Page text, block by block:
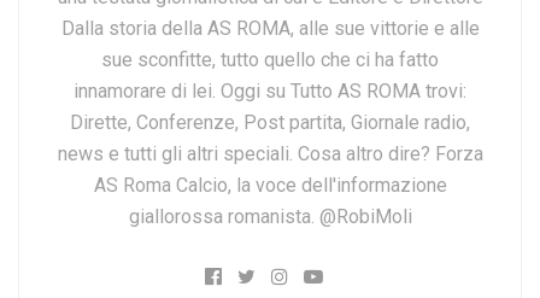
Dalla storia della AS ROMA, alle sue vittorie e alle
sue sconfitte, tutto quello che ci ha fatto
innamorare di lei. Oggi su Tutto AS ROMA trovi:
Dirette, Conferenze, Post partita, Giornale radio,
news e tutti gli altri speciali. Cosa altro dire? Forza
AS Roma Calcio, la voce dell'informazione
giallorossa romanista. @RobiMoli